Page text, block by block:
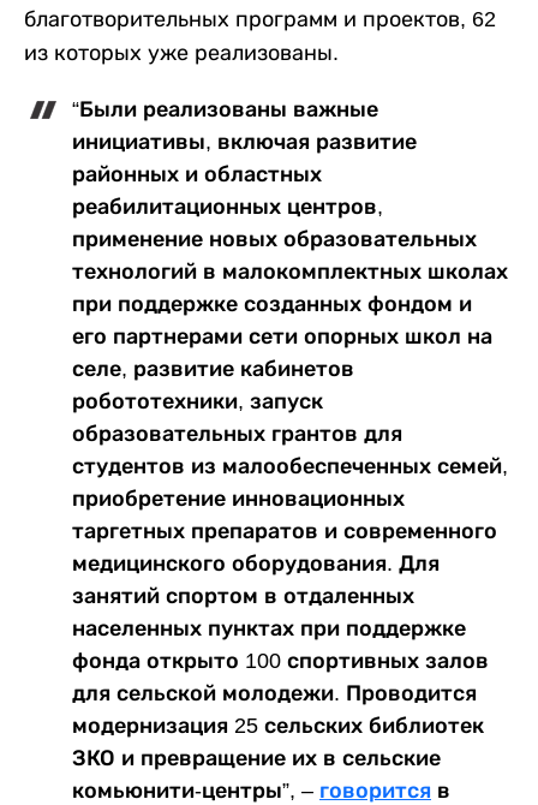
благотворительных программ и проектов, 62
из которых уже реализованы.
“Были реализованы важные
инициативы, включая развитие
районных и областных
реабилитационных центров,
применение новых образовательных
технологий в малокомплектных школах
при поддержке созданных фондом и
его партнерами сети опорных школ на
селе, развитие кабинетов
робототехники, запуск
образовательных грантов для
студентов из малообеспеченных семей,
приобретение инновационных
таргетных препаратов и современного
медицинского оборудования. Для
занятий спортом в отдаленных
населенных пунктах при поддержке
фонда открыто 100 спортивных залов
для сельской молодежи. Проводится
модернизация 25 сельских библиотек
ЗКО и превращение их в сельские
комьюнити-центры”, – говорится в